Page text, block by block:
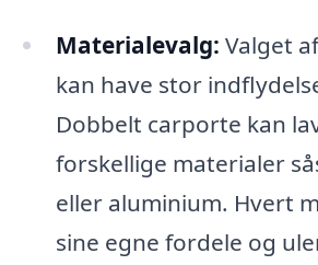
Materialevalg: Valget
kan have stor
Dobbelt carporte kan
forskellige materialer
eller aluminium. Hvert
sine egne fordele og